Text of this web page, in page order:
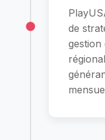
de
gestion